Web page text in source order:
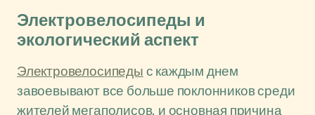
Электровелосипеды и
экологический аспект
Электровелосипедыс каждым днем
завоевывают все больше поклонников среди
жителей мегаполисов, и основная причина